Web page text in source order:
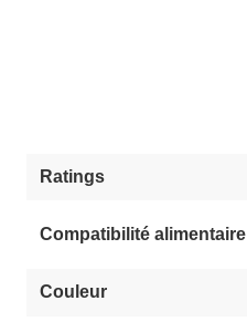
Ratings
Compatibilité alimentaire
Couleur